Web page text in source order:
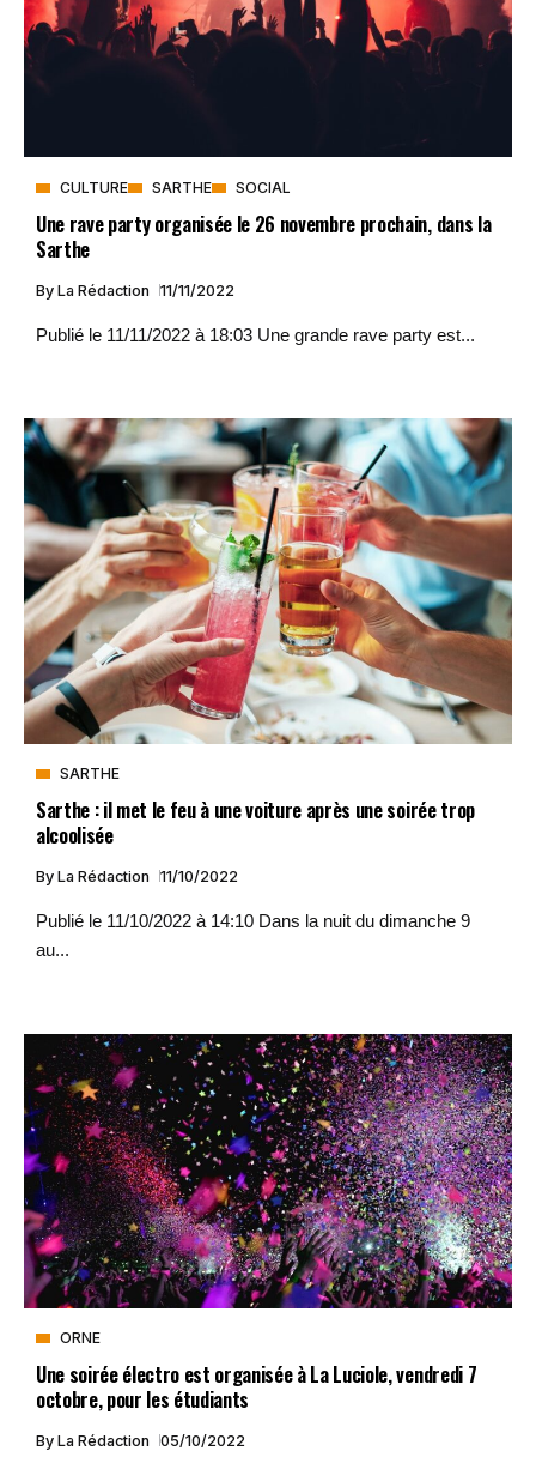
CULTURE SARTHE SOCIAL
Une rave party organisée le 26 novembre prochain, dans la
Sarthe
By La Rédaction 11/11/2022
Publié le 11/11/2022 à 18:03 Une grande rave party est...
SARTHE
Sarthe : il met le feu à une voiture après une soirée trop
alcoolisée
By La Rédaction 11/10/2022
Publié le 11/10/2022 à 14:10 Dans la nuit du dimanche 9
au...
ORNE
Une soirée électro est organisée à La Luciole, vendredi 7
octobre, pour les étudiants
By La Rédaction 05/10/2022